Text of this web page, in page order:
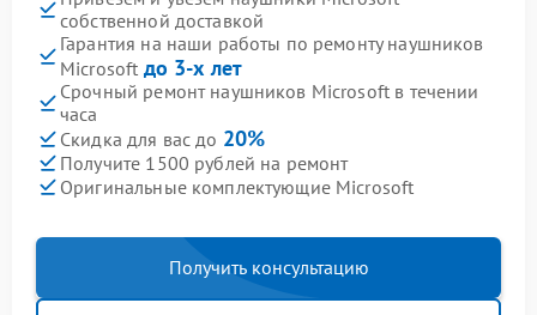
собственной доставкой
Гарантия на наши работы по ремонту наушников
Microsoft до 3-х лет
Срочный ремонт наушников Microsoft в течении
часа
Скидка для вас до 20%
Получите 1500 рублей на ремонт
Оригинальные комплектующие Microsoft
Получить консультацию